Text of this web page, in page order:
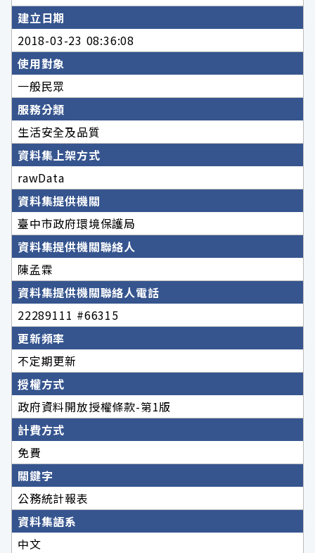
建立日期
2018-03-23 08:36:08
使用對象
一般民眾
服務分類
生活安全及品質
資料集上架方式
rawData
資料集提供機關
臺中市政府環境保護局
資料集提供機關聯絡人
陳孟霖
資料集提供機關聯絡人電話
22289111 #66315
更新頻率
不定期更新
授權方式
政府資料開放授權條款-第1版
計費方式
免費
關鍵字
公務統計報表
資料集語系
中文